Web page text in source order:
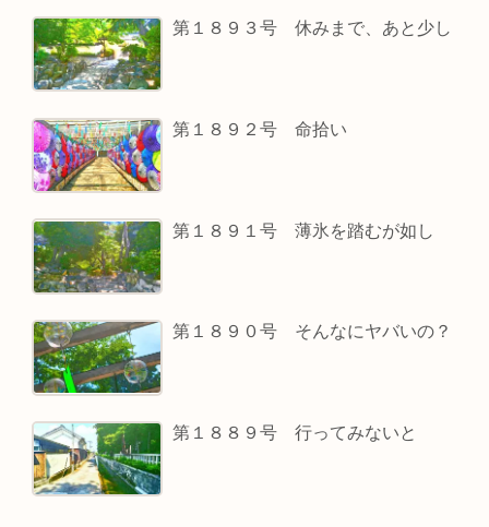
第１８９３号 休みまで、あと少し
第１８９２号 命拾い
第１８９１号 薄氷を踏むが如し
第１８９０号 そんなにヤバいの？
第１８８９号 行ってみないと